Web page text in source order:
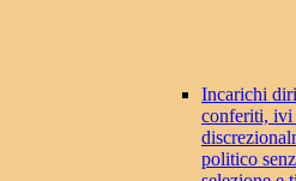
Incarichi
conferiti, ivi
politico